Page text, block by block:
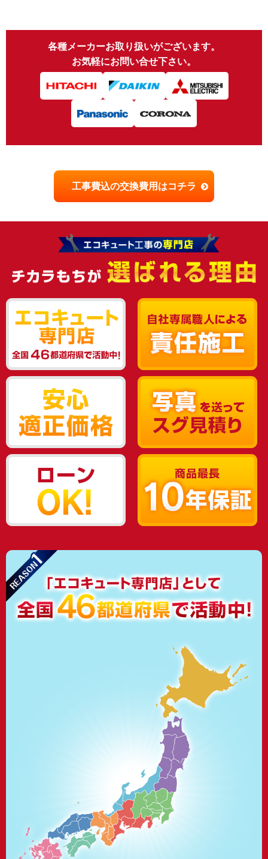
各種メーカーお取り扱いがございます。
お気軽にお問い合せ下さい。
工事費込の交換費用はコチラ